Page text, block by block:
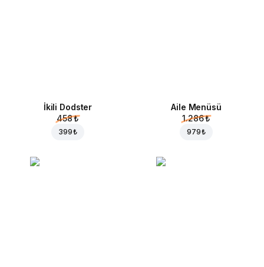
İkili Dodster
458 ₺
399 ₺
Aile Menüsü
1.286 ₺
979 ₺